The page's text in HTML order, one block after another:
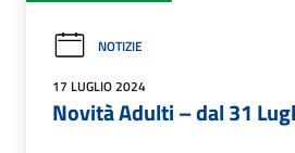
NOTIZIE
17 LUGLIO 2024
Novità Adulti – dal 31